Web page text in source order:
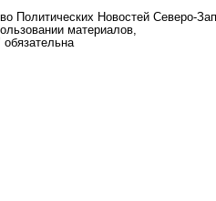
Политических Новостей Северо-
материалов,